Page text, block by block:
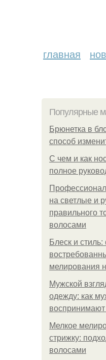
главная
Популярные
Брюнетка в
способ
С чем и как
полное
на светлые и
правильного
волосами
Блеск и
мелирования
Мужской
одежду: как
Мелкое
стрижку:
волосами